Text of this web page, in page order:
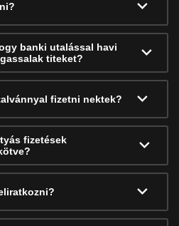
banki utalással havi
titeket?
fizetni nektek?
fizetések